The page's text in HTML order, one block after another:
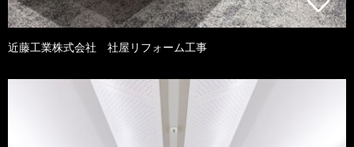
近藤工業株式会社 社屋リフォーム工事